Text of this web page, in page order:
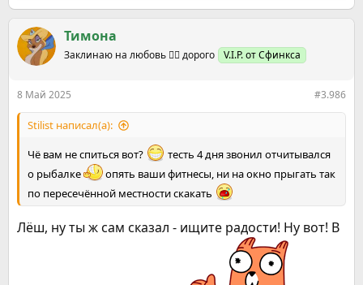
е
к
ц
и
Тимона
Заклинаю на любовь ❤️‍🔥 дорого V.I.P. от Сфинкса
8 Май 2025 #3.986
Stilist написал(а):
Чё вам не спиться вот?
тесть 4 дня звонил отчитывался
о рыбалке
опять ваши фитнесы, ни на окно прыгать так
по пересечённой местности скакать
Лëш, ну ты ж сам сказал - ищите радости! Ну вот! В